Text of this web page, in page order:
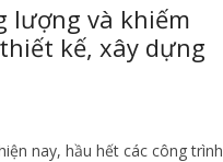
lượng và khiếm
kế, xây dựng
nay, hầu hết các công trình